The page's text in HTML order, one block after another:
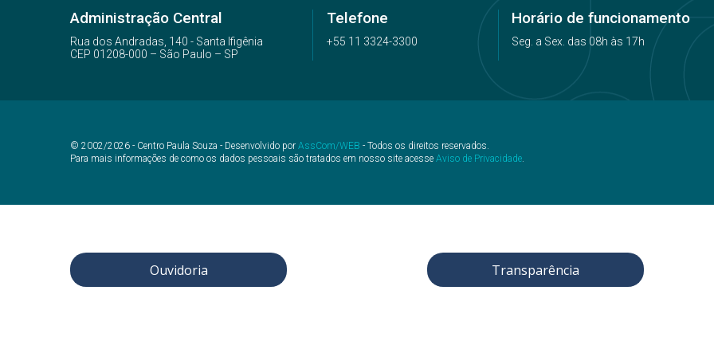
Administração Central
Rua dos Andradas, 140 - Santa Ifigênia
CEP 01208-000 – São Paulo – SP
Telefone
+55 11 3324-3300
Horário de funcionamento
Seg. a Sex. das 08h às 17h
© 2002/2026 - Centro Paula Souza - Desenvolvido por AssCom/WEB - Todos os direitos reservados.
Para mais informações de como os dados pessoais são tratados em nosso site acesse Aviso de Privacidade
Ouvidoria Transparência